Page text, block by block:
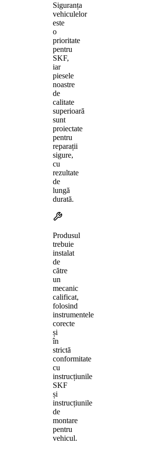
Siguranța
vehiculelor
este
o
prioritate
pentru
SKF,
iar
piesele
noastre
de
calitate
superioară
sunt
proiectate
pentru
reparații
sigure,
cu
rezultate
de
lungă
durată.
Produsul
trebuie
instalat
de
către
un
mecanic
calificat,
folosind
instrumentele
corecte
și
în
strictă
conformitate
cu
instrucțiunile
SKF
și
instrucțiunile
de
montare
pentru
vehicul.